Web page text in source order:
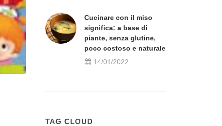
Cucinare con il miso
significa: a base di
piante, senza glutine,
poco costoso e naturale
14/01/2022
TAG CLOUD